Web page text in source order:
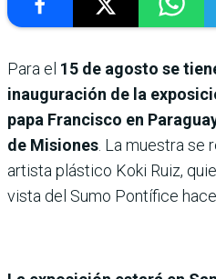
Para el 15 de agosto se
inauguración de la
papa Francisco en
de Misiones. La muestra se
artista plástico Koki Ruiz,
vista del Sumo Pontífice